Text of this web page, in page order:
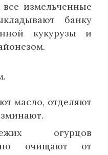
измельченные
банку
кукурузы и
масло, отделяют
огурцов
очищают от